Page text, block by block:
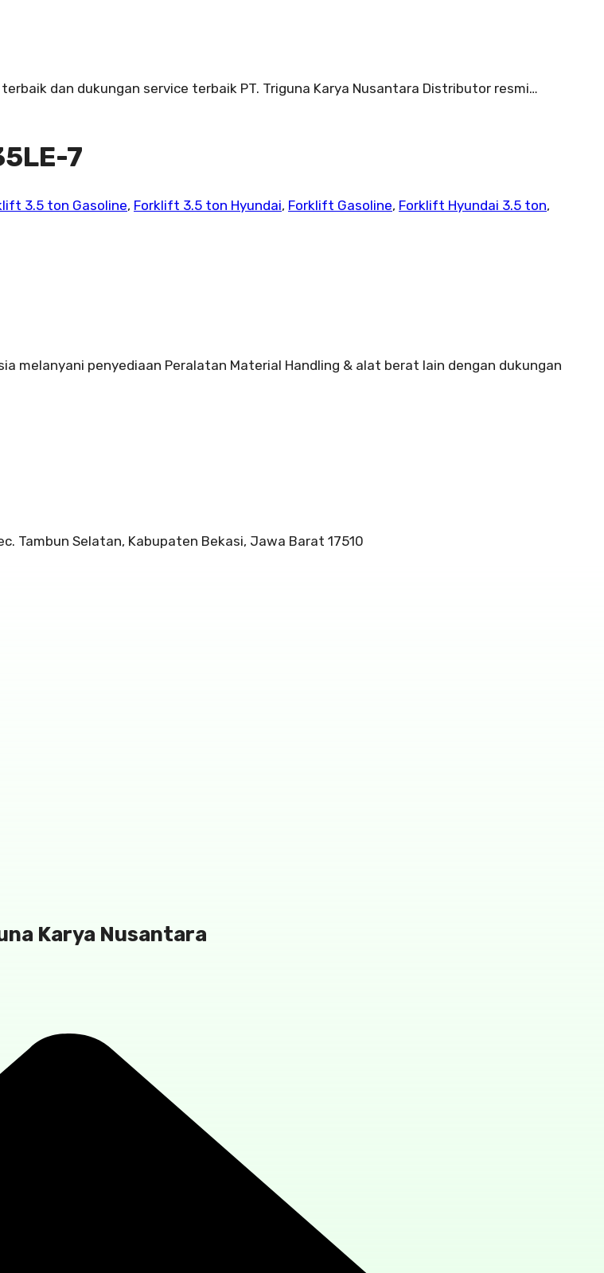
dan dukungan service terbaik PT. Triguna Karya Nusantara Distributor resmi…
7
3.5 ton Gasoline, Forklift 3.5 ton Hyundai, Forklift Gasoline, Forklift Hyundai 3.5 ton,
melanyani penyediaan Peralatan Material Handling & alat berat lain dengan dukungan
Tambun Selatan, Kabupaten Bekasi, Jawa Barat 17510
Karya Nusantara